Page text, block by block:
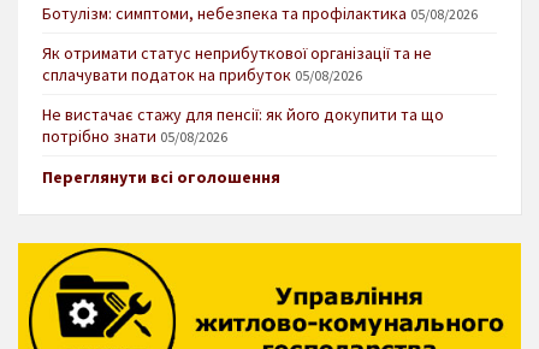
Ботулізм: симптоми, небезпека та профілактика 05/08/2026
Як отримати статус неприбуткової організації та не
сплачувати податок на прибуток 05/08/2026
Не вистачає стажу для пенсії: як його докупити та що
потрібно знати 05/08/2026
Переглянути всі оголошення